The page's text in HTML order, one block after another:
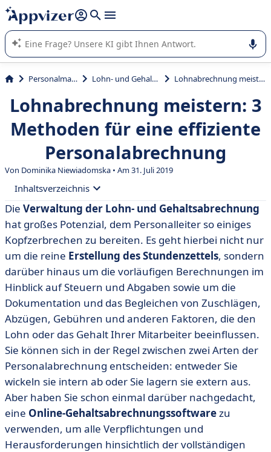
beantworten (mehrere Zeilen mit
Die KI von Appvizer führt Sie bei der Nutzung oder Auswahl
von SaaS-Software in Unternehmen.
Personalmanagement Lohn- und Gehaltsabrechnung Lohnabrechnung meistern: 3 Methoden für eine effiziente Personalabrechnung
Lohnabrechnung meistern: 3
Methoden für eine effiziente
Personalabrechnung
Von Dominika Niewiadomska • Am 31. Juli 2019
Inhaltsverzeichnis
• Lohnabrechnung… Wie war das noch gleich?
• Methode Nr. 1: Internes Lohnmanagement
• Methode Nr. 2: Outsourcing der Lohnbuchhaltung
• Methode Nr. 3: Verwaltung der Lohnabrechnung mit
einer Online-Software
• Softwarelösungen für die Online-Lohnabrechnung
• Personalverwaltung leicht gemacht
Die Verwaltung der Lohn- und Gehaltsabrechnung
hat großes Potenzial, dem Personalleiter so einiges
Kopfzerbrechen zu bereiten. Es geht hierbei nicht nur
um die reine Erstellung des Stundenzettels, sondern
darüber hinaus um die vorläufigen Berechnungen im
Hinblick auf Steuern und Abgaben sowie um die
Dokumentation und das Begleichen von Zuschlägen,
Abzügen, Gebühren und anderen Faktoren, die den
Lohn oder das Gehalt Ihrer Mitarbeiter beeinflussen.
Sie können sich in der Regel zwischen zwei Arten der
Personalabrechnung entscheiden: entweder Sie
wickeln sie intern ab oder Sie lagern sie extern aus.
Aber haben Sie schon einmal darüber nachgedacht,
eine Online-Gehaltsabrechnungssoftwarezu
verwenden, um alle Verpflichtungen und
Herausforderungen hinsichtlich der vollständigen